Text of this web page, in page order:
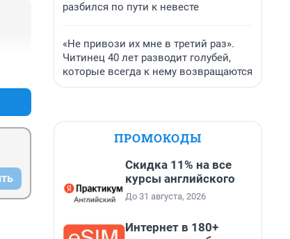
разбился по пути к невесте
«Не привози их мне в третий раз».
Читинец 40 лет разводит голубей,
которые всегда к нему возвращаются
ПРОМОКОДЫ
Скидка 11% на все
курсы английского
До 31 августа, 2026
Интернет в 180+